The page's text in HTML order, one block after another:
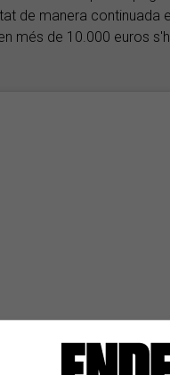
de manera continuada
més de 10.000 euros